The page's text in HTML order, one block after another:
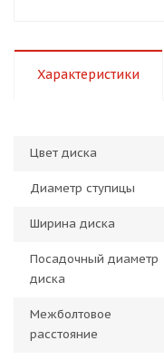
Характеристики
Цвет диска
Диаметр ступицы
Ширина диска
Посадочный диаметр
диска
Межболтовое
расстояние